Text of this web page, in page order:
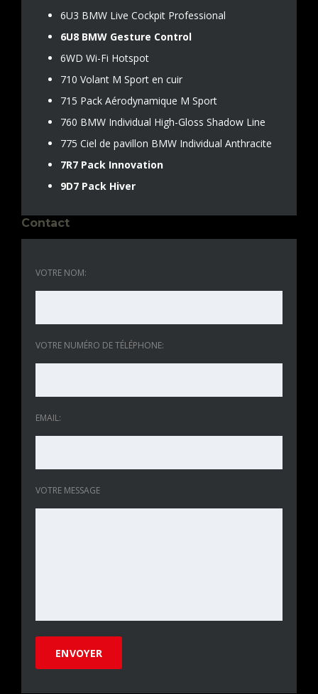
6U3 BMW Live Cockpit Professional
6U8 BMW Gesture Control
6WD Wi-Fi Hotspot
710 Volant M Sport en cuir
715 Pack Aérodynamique M Sport
760 BMW Individual High-Gloss Shadow Line
775 Ciel de pavillon BMW Individual Anthracite
7R7 Pack Innovation
9D7 Pack Hiver
Contact
VOTRE NOM:
VOTRE NUMÉRO DE TÉLÉPHONE:
EMAIL:
VOTRE MESSAGE